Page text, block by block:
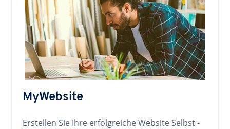
MyWebsite
Erstellen Sie Ihre erfolgreiche Website Selbst -